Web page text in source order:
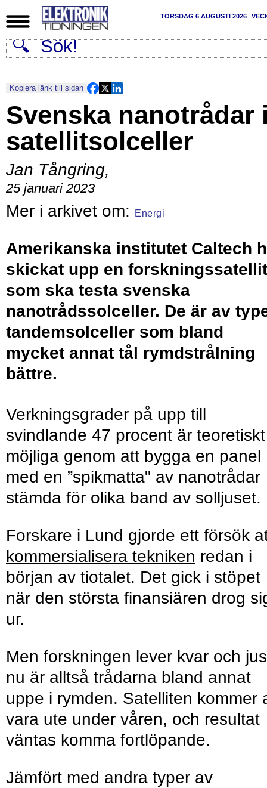
TORSDAG 6 AUGUSTI 2026
Kopiera länk till sidan
Svenska nanotrådar
satellitsolceller
Jan Tångring,
25 januari 2023
Energi
Amerikanska institutet Caltech
skickat upp en forskningssatellit
som ska testa svenska
nanotrådssolceller. De är av
tandemsolceller som bland
mycket annat tål rymdstrålning
bättre.
Verkningsgrader på upp till
svindlande 47 procent är teoretiskt
möjliga genom att bygga en panel
med en ”spikmatta" av nanotrådar
stämda för olika band av solljuset.
Forskare i Lund gjorde ett försök
kommersialisera tekniken redan i
början av tiotalet. Det gick i stöpet
när den största finansiären drog
ur.
Men forskningen lever kvar och
nu är alltså trådarna bland annat
uppe i rymden. Satelliten kommer
vara ute under våren, och resultat
väntas komma fortlöpande.
Jämfört med andra typer av